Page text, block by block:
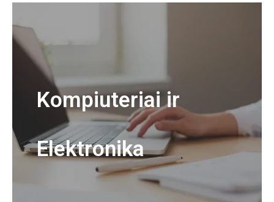
Kompiuteriai ir
Elektronika